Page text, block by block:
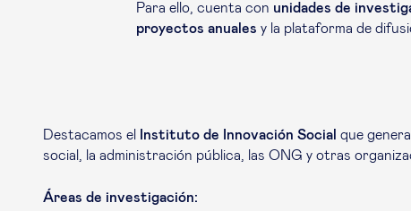
Para ello, cuenta con unidades de
proyectos anuales y la plataforma de
Destacamos el Instituto de Innovación Social que
social, la administración pública, las ONG y otras
Áreas de investigación: